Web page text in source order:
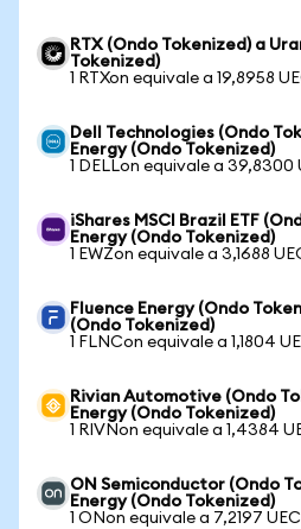
RTX (Ondo Tokenized) a
Tokenized)
1 RTXon equivale a 19,8958
Dell Technologies (Ondo
Energy (Ondo Tokenized)
1 DELLon equivale a 39,8300
iShares MSCI Brazil ETF
Energy (Ondo Tokenized)
1 EWZon equivale a 3,1688
Fluence Energy (Ondo
(Ondo Tokenized)
1 FLNCon equivale a 1,1804
Rivian Automotive (Ondo
Energy (Ondo Tokenized)
1 RIVNon equivale a 1,4384
ON Semiconductor (Ondo
Energy (Ondo Tokenized)
1 ONon equivale a 7,2197